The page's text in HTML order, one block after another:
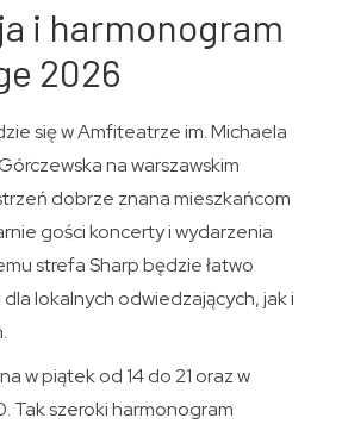
i harmonogram
2026
się w Amfiteatrze im. Michaela
na warszawskim
dobrze znana mieszkańcom
gości koncerty i wydarzenia
strefa Sharp będzie łatwo
lokalnych odwiedzających, jak i
w piątek od 14 do 21 oraz w
Tak szeroki harmonogram